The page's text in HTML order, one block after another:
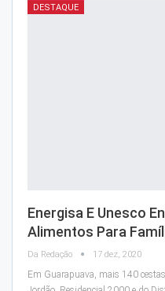
DESTAQUE
Energisa E Unesco
Alimentos Para
Da Redação 17 dez, 2020
Em Guarapuava, mais 140